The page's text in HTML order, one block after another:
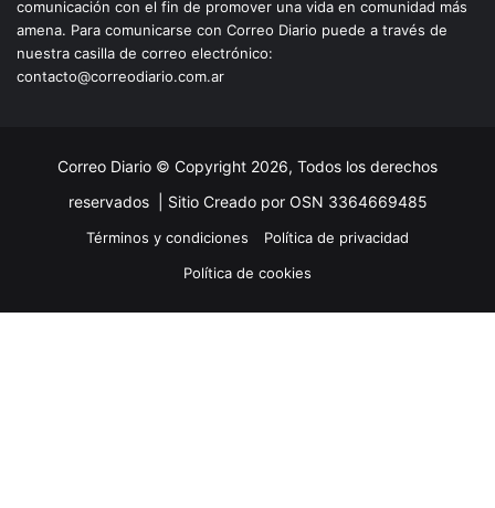
comunicación con el fin de promover una vida en comunidad más
amena. Para comunicarse con Correo Diario puede a través de
nuestra casilla de correo electrónico:
contacto@correodiario.com.ar
Correo Diario © Copyright 2026, Todos los derechos
reservados | Sitio Creado por OSN 3364669485
Términos y condiciones
Política de privacidad
Política de cookies